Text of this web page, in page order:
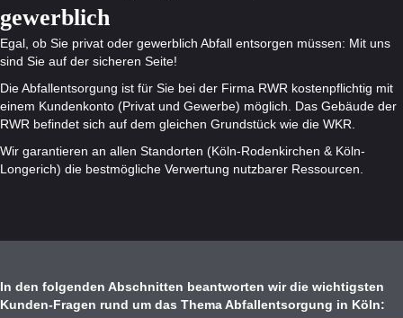
gewerblich
Egal, ob Sie privat oder gewerblich Abfall entsorgen müssen: Mit uns
sind Sie auf der sicheren Seite!
Die Abfallentsorgung ist für Sie bei der Firma RWR kostenpflichtig mit
einem Kundenkonto (Privat und Gewerbe) möglich. Das Gebäude der
RWR befindet sich auf dem gleichen Grundstück wie die WKR.
Wir garantieren an allen Standorten (Köln-Rodenkirchen & Köln-
Longerich) die bestmögliche Verwertung nutzbarer Ressourcen.
In den folgenden Abschnitten beantworten wir die wichtigsten
Kunden-Fragen rund um das Thema Abfallentsorgung in Köln: